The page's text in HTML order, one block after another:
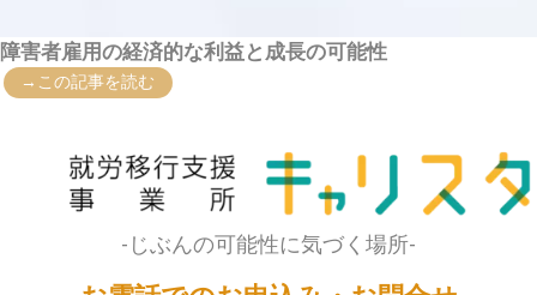
障害者雇用の経済的な利益と成長の可能性
→この記事を読む
-じぶんの可能性に気づく場所-